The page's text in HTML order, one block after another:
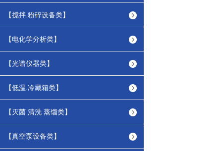
【搅拌.粉碎设备类】
【电化学分析类】
【光谱仪器类】
【低温.冷藏箱类】
【灭菌 清洗 蒸馏类】
【真空泵设备类】